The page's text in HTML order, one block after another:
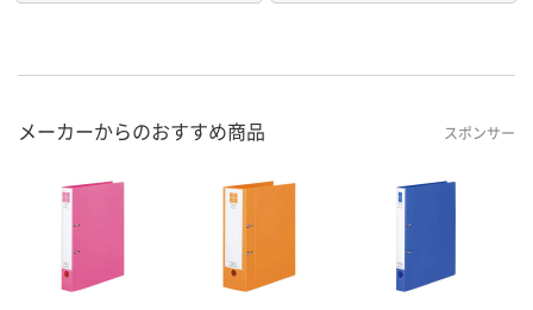
メーカーからのおすすめ商品 スポンサー